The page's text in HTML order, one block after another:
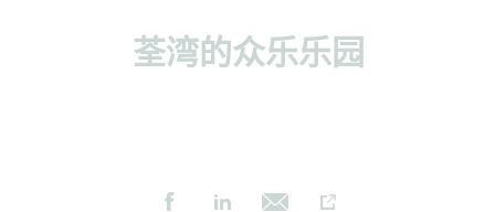
荃湾的众乐乐园